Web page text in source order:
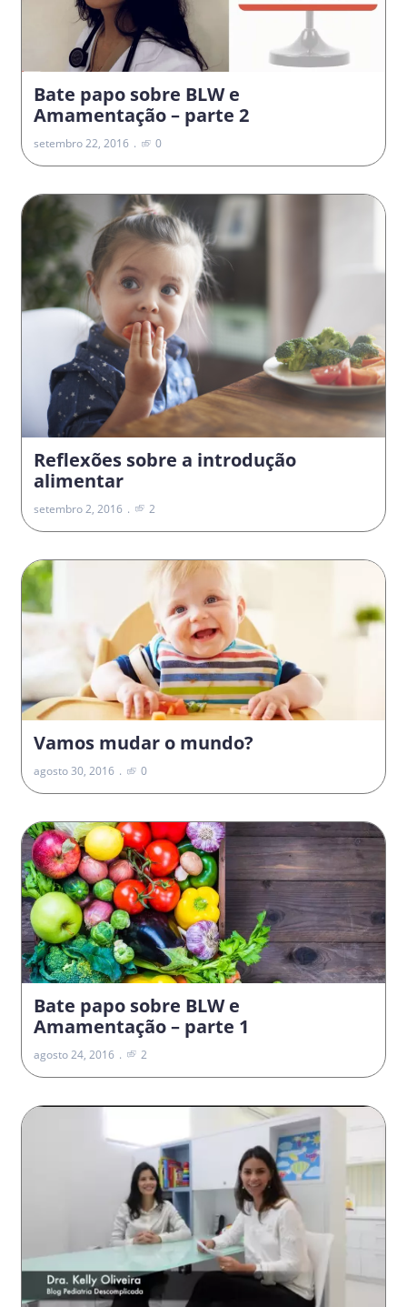
Bate papo sobre BLW e
Amamentação – parte 2
setembro 22, 2016 0
Reflexões sobre a introdução
alimentar
setembro 2, 2016 2
Vamos mudar o mundo?
agosto 30, 2016 0
Bate papo sobre BLW e
Amamentação – parte 1
agosto 24, 2016 2